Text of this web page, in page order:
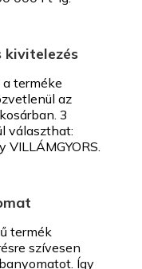
kivitelezés
terméke
az
3
választhat:
VILLÁMGYORS.
termék
szívesen
Így